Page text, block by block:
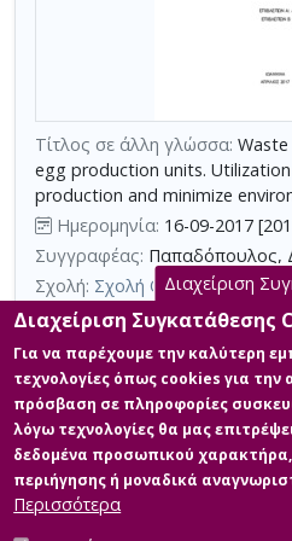
κριτηρίων
αναζήτησης
Τίτλος σε άλλη γλώσσα:
egg production units.
production and minimize
Ημερομηνία: 16-09-2017
Συγγραφέας: Παπαδόπουλος,
Σχολή: Σχολή Θετικών
Τμήμα: Διαχείριση Αποβλήτων
Περίληψη (Abstract):
Ένα
περιβάλλον αποτελούν τα
κτηνοτροφική δραστηριότητα. Ο
εντατικοποίησης της παραγωγής
χρόνια λόγω της γενικότερης
τάση και δημιουργεί σημαντικά
οποία σε καμία περίπτωση δεν
αντιμετωπιστούν με την απλ...
Διαχείριση
Διαχείριση Συγκατάθεσης
Για να παρέχουμε την καλύτερη
τεχνολογίες όπως cookies για
πρόσβαση σε πληροφορίες
λόγω τεχνολογίες θα μας
δεδομένα προσωπικού
περιήγησης ή μοναδικά
Περισσότερα